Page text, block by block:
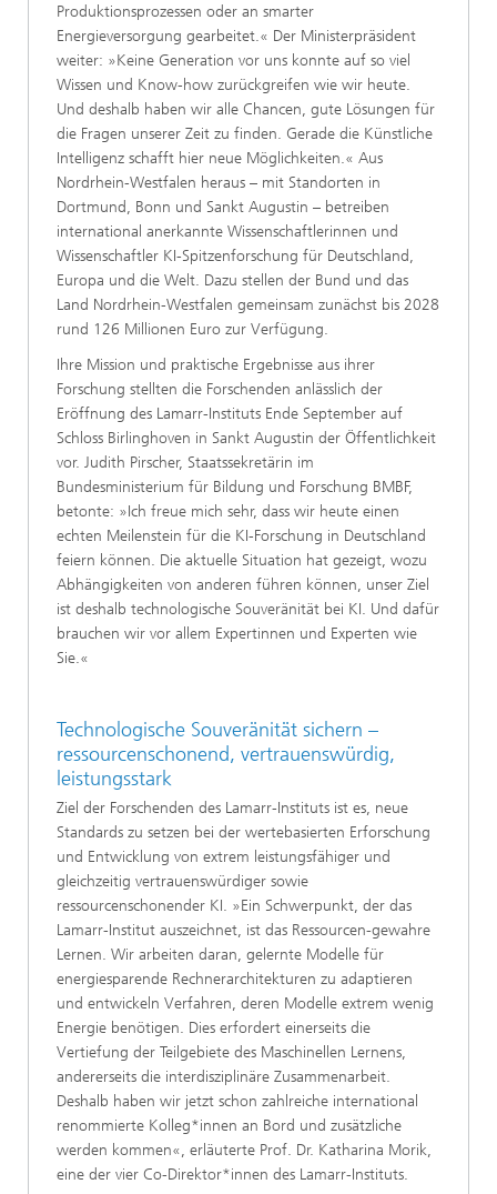
Produktionsprozessen oder an smarter
Energieversorgung gearbeitet.« Der Ministerpräsident
weiter: »Keine Generation vor uns konnte auf so viel
Wissen und Know-how zurückgreifen wie wir heute.
Und deshalb haben wir alle Chancen, gute Lösungen für
die Fragen unserer Zeit zu finden. Gerade die Künstliche
Intelligenz schafft hier neue Möglichkeiten.« Aus
Nordrhein-Westfalen heraus – mit Standorten in
Dortmund, Bonn und Sankt Augustin – betreiben
international anerkannte Wissenschaftlerinnen und
Wissenschaftler KI-Spitzenforschung für Deutschland,
Europa und die Welt. Dazu stellen der Bund und das
Land Nordrhein-Westfalen gemeinsam zunächst bis 2028
rund 126 Millionen Euro zur Verfügung.
Ihre Mission und praktische Ergebnisse aus ihrer
Forschung stellten die Forschenden anlässlich der
Eröffnung des Lamarr-Instituts Ende September auf
Schloss Birlinghoven in Sankt Augustin der Öffentlichkeit
vor. Judith Pirscher, Staatssekretärin im
Bundesministerium für Bildung und Forschung BMBF,
betonte: »Ich freue mich sehr, dass wir heute einen
echten Meilenstein für die KI-Forschung in Deutschland
feiern können. Die aktuelle Situation hat gezeigt, wozu
Abhängigkeiten von anderen führen können, unser Ziel
ist deshalb technologische Souveränität bei KI. Und dafür
brauchen wir vor allem Expertinnen und Experten wie
Sie.«
Technologische Souveränität sichern –
ressourcenschonend, vertrauenswürdig,
leistungsstark
Ziel der Forschenden des Lamarr-Instituts ist es, neue
Standards zu setzen bei der wertebasierten Erforschung
und Entwicklung von extrem leistungsfähiger und
gleichzeitig vertrauenswürdiger sowie
ressourcenschonender KI. »Ein Schwerpunkt, der das
Lamarr-Institut auszeichnet, ist das Ressourcen-gewahre
Lernen. Wir arbeiten daran, gelernte Modelle für
energiesparende Rechnerarchitekturen zu adaptieren
und entwickeln Verfahren, deren Modelle extrem wenig
Energie benötigen. Dies erfordert einerseits die
Vertiefung der Teilgebiete des Maschinellen Lernens,
andererseits die interdisziplinäre Zusammenarbeit.
Deshalb haben wir jetzt schon zahlreiche interna­tional
renommierte Kolleg*innen an Bord und zusätzliche
werden kommen«, erläuterte Prof. Dr. Katharina Morik,
eine der vier Co-Direktor*innen des Lamarr-Instituts.